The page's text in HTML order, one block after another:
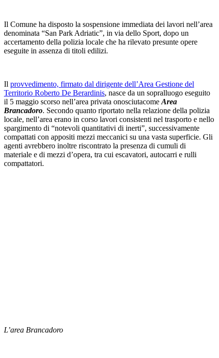
Il Comune ha disposto la sospensione immediata dei lavori nell’area
denominata “San Park Adriatic”, in via dello Sport, dopo un
accertamento della polizia locale che ha rilevato presunte opere
eseguite in assenza di titoli edilizi.
Il provvedimento, firmato dal dirigente dell’Area Gestione del
Territorio Roberto De Berardinis, nasce da un sopralluogo eseguito
il 5 maggio scorso nell’area privata onosciutacome Area
Brancadoro. Secondo quanto riportato nella relazione della polizia
locale, nell’area erano in corso lavori consistenti nel trasporto e nello
spargimento di “notevoli quantitativi di inerti”, successivamente
compattati con appositi mezzi meccanici su una vasta superficie. Gli
agenti avrebbero inoltre riscontrato la presenza di cumuli di
materiale e di mezzi d’opera, tra cui escavatori, autocarri e rulli
compattatori.
L’area Brancadoro